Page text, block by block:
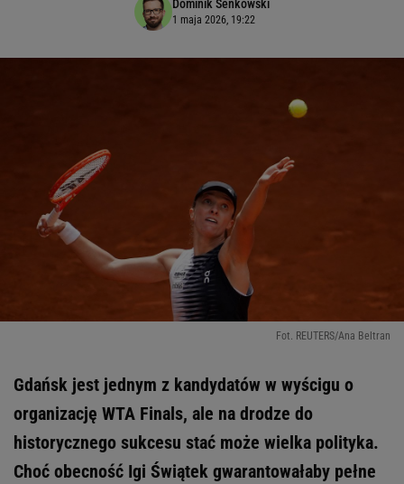
Dominik Senkowski
1 maja 2026, 19:22
Fot. REUTERS/Ana Beltran
Gdańsk jest jednym z kandydatów w wyścigu o
organizację WTA Finals, ale na drodze do
historycznego sukcesu stać może wielka polityka.
Choć obecność Igi Świątek gwarantowałaby pełne